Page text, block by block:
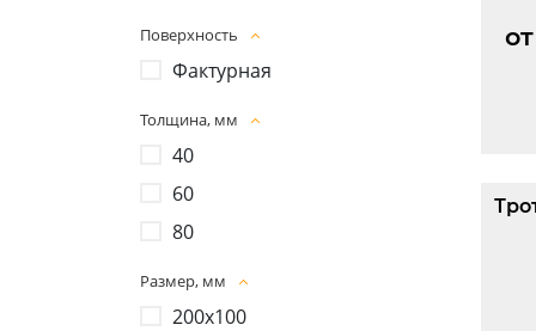
Поверхность
Фактурная
Толщина, мм
40
60
80
Размер, мм
200х100